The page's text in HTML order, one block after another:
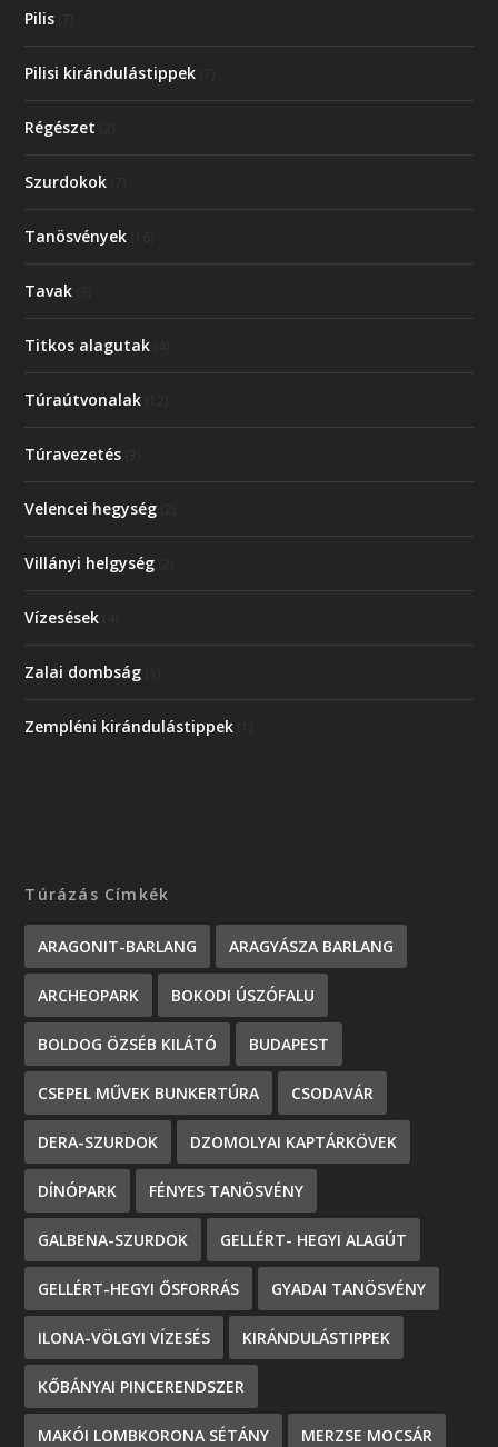
Pilis
Pilisi kirándulástippek
Régészet
Szurdokok
Tanösvények
Tavak
Titkos alagutak
Túraútvonalak
Túravezetés
Velencei hegység
Villányi helgység
Vízesések
Zalai dombság
Zempléni kirándulástippek
Túrázás Címkék
ARAGONIT-BARLANG ARAGYÁSZA BARLANG
ARCHEOPARK BOKODI ÚSZÓFALU
BOLDOG ÖZSÉB KILÁTÓ BUDAPEST
CSEPEL MŰVEK BUNKERTÚRA CSODAVÁR
DERA-SZURDOK DZOMOLYAI KAPTÁRKÖVEK
DÍNÓPARK FÉNYES TANÖSVÉNY
GALBENA-SZURDOK GELLÉRT- HEGYI ALAGÚT
GELLÉRT-HEGYI ŐSFORRÁS GYADAI TANÖSVÉNY
ILONA-VÖLGYI VÍZESÉS KIRÁNDULÁSTIPPEK
KŐBÁNYAI PINCERENDSZER
MAKÓI LOMBKORONA SÉTÁNY MERZSE MOCSÁR